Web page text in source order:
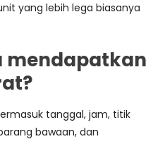
yang lebih lega biasanya
mendapatkan
tanggal, jam, titik
bawaan, dan